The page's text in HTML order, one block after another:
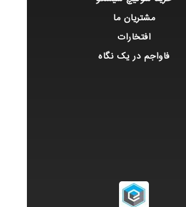
مشتریان ما
افتخارات
فاواجم در یک نگاه